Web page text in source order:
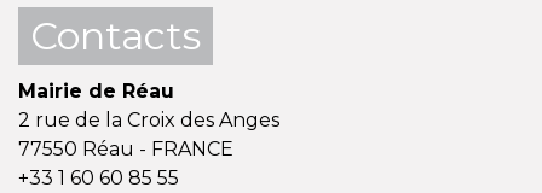
Contacts
Mairie de Réau
2 rue de la Croix des Anges
77550 Réau - FRANCE
+33 1 60 60 85 55